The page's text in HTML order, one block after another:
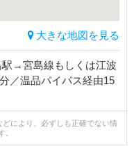
大きな地図を見る
駅→宮島線もしくは江波
／温品パイパス経由15
により、必ずしも正確でない情
。